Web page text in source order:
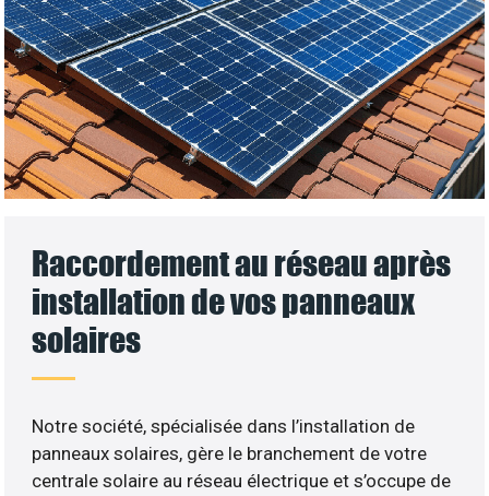
Raccordement au réseau après
installation de vos panneaux
solaires
Notre société, spécialisée dans l’installation de
panneaux solaires, gère le branchement de votre
centrale solaire au réseau électrique et s’occupe de